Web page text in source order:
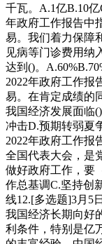
千瓦。A.1亿B.10亿
年政府⼯作报告中
易。我们着⼒保障
⻅病等⻔诊费⽤纳
达到()。
2022年政府⼯作报
易。在肯定成绩的
我国经济发展⾯临
冲击D.预期转弱夏
2022年政府⼯作报
全国代表⼤会，是
做好政府⼯作，要
作总基调C.坚持创
线12.[多选题]3⽉5
我国经济⻓期向好
利条件，特别是亿